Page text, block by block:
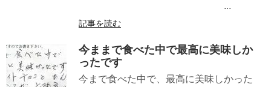
...
記事を読む
今ままで食べた中で最高に美味しか
ったです
今まで食べた中で、最高に美味しかった